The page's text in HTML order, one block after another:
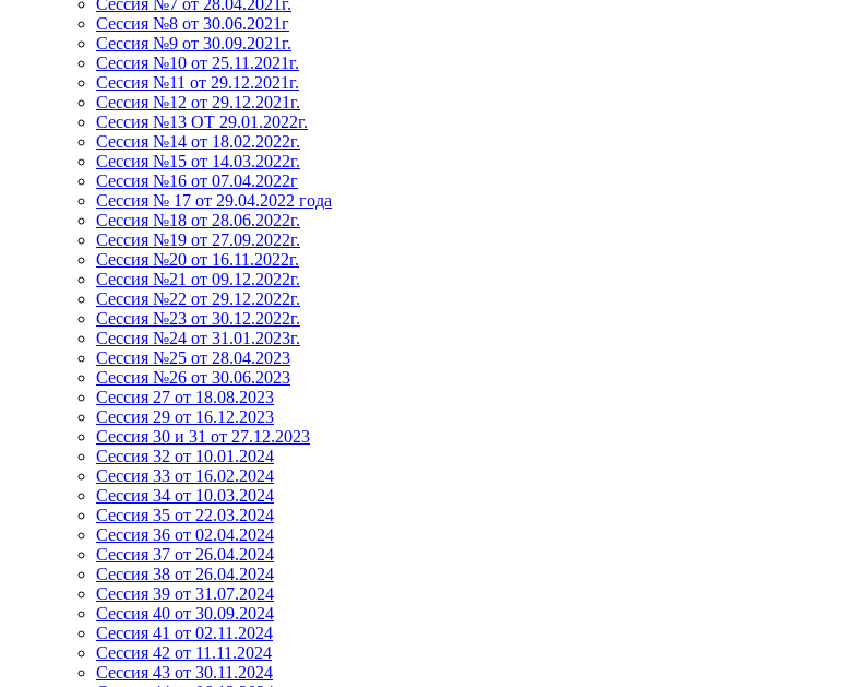
Сессия №7 от 28.04.2021г.
Сессия №8 от 30.06.2021г
Сессия №9 от 30.09.2021г.
Сессия №10 от 25.11.2021г.
Сессия №11 от 29.12.2021г.
Сессия №12 от 29.12.2021г.
Сессия №13 ОТ 29.01.2022г.
Сессия №14 от 18.02.2022г.
Сессия №15 от 14.03.2022г.
Сессия №16 от 07.04.2022г
Сессия № 17 от 29.04.2022 года
Сессия №18 от 28.06.2022г.
Сессия №19 от 27.09.2022г.
Сессия №20 от 16.11.2022г.
Сессия №21 от 09.12.2022г.
Сессия №22 от 29.12.2022г.
Сессия №23 от 30.12.2022г.
Сессия №24 от 31.01.2023г.
Сессия №25 от 28.04.2023
Сессия №26 от 30.06.2023
Сессия 27 от 18.08.2023
Сессия 29 от 16.12.2023
Сессия 30 и 31 от 27.12.2023
Сессия 32 от 10.01.2024
Сессия 33 от 16.02.2024
Сессия 34 от 10.03.2024
Сессия 35 от 22.03.2024
Сессия 36 от 02.04.2024
Сессия 37 от 26.04.2024
Сессия 38 от 26.04.2024
Сессия 39 от 31.07.2024
Сессия 40 от 30.09.2024
Сессия 41 от 02.11.2024
Сессия 42 от 11.11.2024
Сессия 43 от 30.11.2024